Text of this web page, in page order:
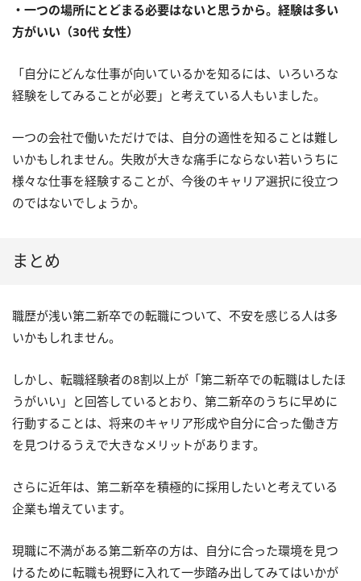
・一つの場所にとどまる必要はないと思うから。経験は多い
方がいい（30代 女性）
「自分にどんな仕事が向いているかを知るには、いろいろな
経験をしてみることが必要」と考えている人もいました。
一つの会社で働いただけでは、自分の適性を知ることは難し
いかもしれません。失敗が大きな痛手にならない若いうちに
様々な仕事を経験することが、今後のキャリア選択に役立つ
のではないでしょうか。
まとめ
職歴が浅い第二新卒での転職について、不安を感じる人は多
いかもしれません。
しかし、転職経験者の8割以上が「第二新卒での転職はしたほ
うがいい」と回答しているとおり、第二新卒のうちに早めに
行動することは、将来のキャリア形成や自分に合った働き方
を見つけるうえで大きなメリットがあります。
さらに近年は、第二新卒を積極的に採用したいと考えている
企業も増えています。
現職に不満がある第二新卒の方は、自分に合った環境を見つ
けるために転職も視野に入れて一歩踏み出してみてはいかが